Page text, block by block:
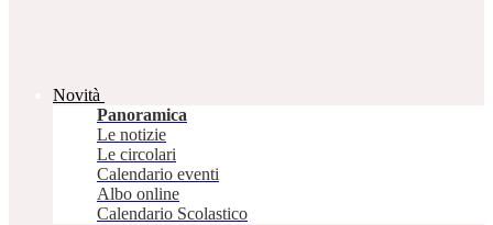
Novità
Panoramica
Le notizie
Le circolari
Calendario eventi
Albo online
Calendario Scolastico